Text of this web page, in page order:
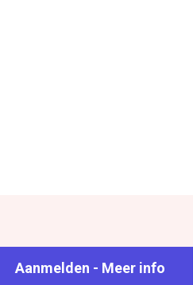
Aanmelden - Meer info